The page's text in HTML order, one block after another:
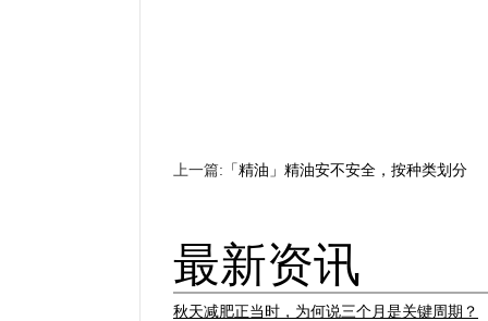
上一篇: 「精油」精油安不安全，按种类划分
最新资讯
秋天减肥正当时，为何说三个月是关键周期？